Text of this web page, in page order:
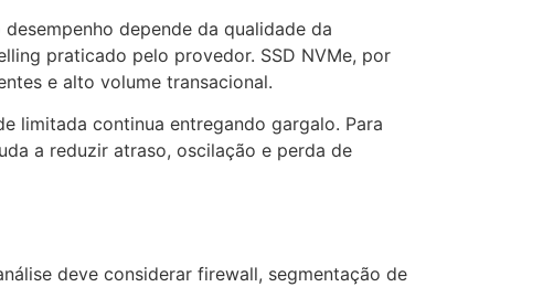
depende da qualidade da
praticado pelo provedor. SSD NVMe, por
e alto volume transacional.
limitada continua entregando gargalo. Para
a reduzir atraso, oscilação e perda de
deve considerar firewall, segmentação de